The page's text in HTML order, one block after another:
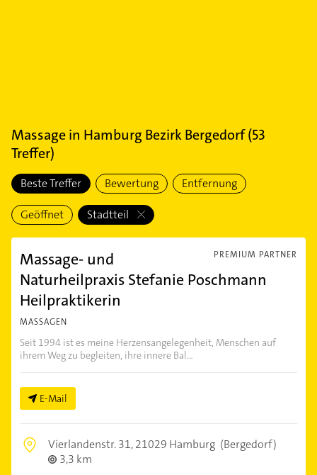
Massagein Hamburg Bezirk Bergedorf(53
Treffer)
Beste Treffer Bewertung Entfernung
Geöffnet Stadtteil
PREMIUM PARTNER
Massage- und
Naturheilpraxis Stefanie Poschmann
Heilpraktikerin
MASSAGEN
Seit 1994 ist es meine Herzensangelegenheit, Menschen auf
ihrem Weg zu begleiten, ihre innere Bal...
E-Mail
Vierlandenstr. 31,21029 Hamburg (Bergedorf)
3,3 km